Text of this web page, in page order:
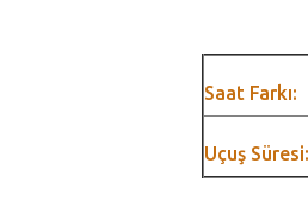
Saat Farkı:
Uçuş Süresi: